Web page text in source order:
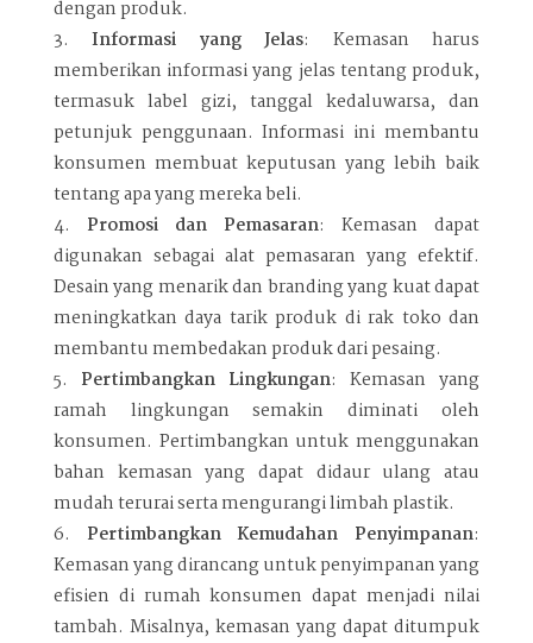
dengan produk.
Informasi yang Jelas: Kemasan harus
memberikan informasi yang jelas tentang produk,
termasuk label gizi, tanggal kedaluwarsa, dan
petunjuk penggunaan. Informasi ini membantu
konsumen membuat keputusan yang lebih baik
tentang apa yang mereka beli.
Promosi dan Pemasaran: Kemasan dapat
digunakan sebagai alat pemasaran yang efektif.
Desain yang menarik dan branding yang kuat dapat
meningkatkan daya tarik produk di rak toko dan
membantu membedakan produk dari pesaing.
Pertimbangkan Lingkungan: Kemasan yang
ramah lingkungan semakin diminati oleh
konsumen. Pertimbangkan untuk menggunakan
bahan kemasan yang dapat didaur ulang atau
mudah terurai serta mengurangi limbah plastik.
Pertimbangkan Kemudahan Penyimpanan:
Kemasan yang dirancang untuk penyimpanan yang
efisien di rumah konsumen dapat menjadi nilai
tambah. Misalnya, kemasan yang dapat ditumpuk